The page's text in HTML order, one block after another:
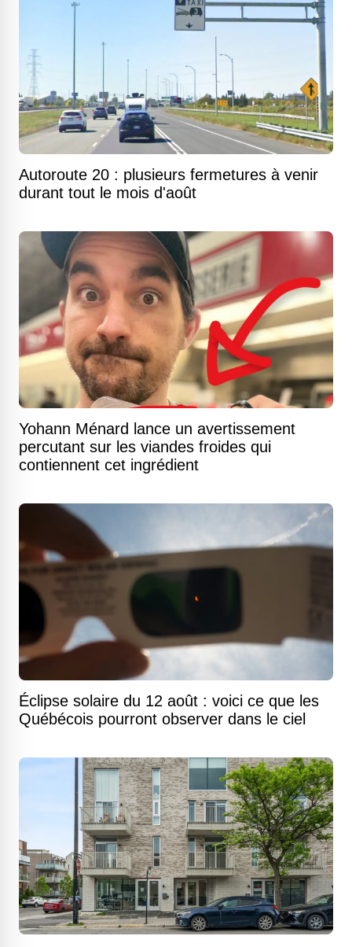
Autoroute 20 : plusieurs fermetures à venir
durant tout le mois d'août
Yohann Ménard lance un avertissement
percutant sur les viandes froides qui
contiennent cet ingrédient
Éclipse solaire du 12 août : voici ce que les
Québécois pourront observer dans le ciel